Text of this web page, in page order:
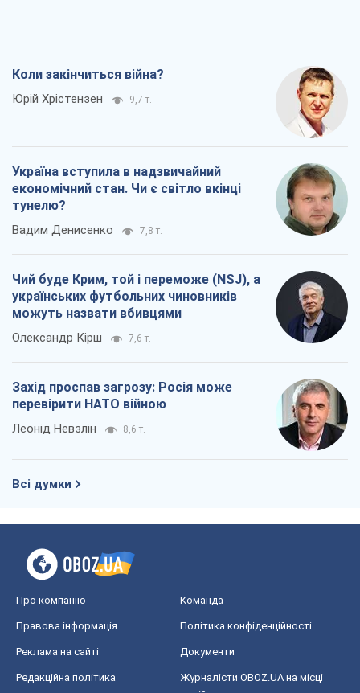
Коли закінчиться війна?
Юрій Хрістензен 9,7 т.
Україна вступила в надзвичайний
економічний стан. Чи є світло вкінці
тунелю?
Вадим Денисенко 7,8 т.
Чий буде Крим, той і переможе (NSJ), а
українських футбольних чиновників
можуть назвати вбивцями
Олександр Кірш 7,6 т.
Захід проспав загрозу: Росія може
перевірити НАТО війною
Леонід Невзлін 8,6 т.
Всі думки
Про компанію Команда
Правова інформація Політика конфіденційності
Реклама на сайті Документи
Редакційна політика
Журналісти OBOZ.UA на місці